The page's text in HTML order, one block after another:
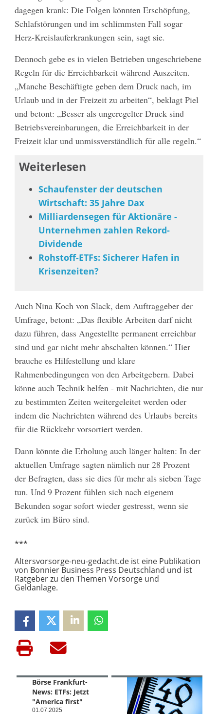
dagegen krank: Die Folgen könnten Erschöpfung,
Schlafstörungen und im schlimmsten Fall sogar
Herz-Kreislauferkrankungen sein, sagt sie.
Dennoch gebe es in vielen Betrieben ungeschriebene
Regeln für die Erreichbarkeit während Auszeiten.
„Manche Beschäftigte geben dem Druck nach, im
Urlaub und in der Freizeit zu arbeiten“, beklagt Piel
und betont: „Besser als ungeregelter Druck sind
Betriebsvereinbarungen, die Erreichbarkeit in der
Freizeit klar und unmissverständlich für alle regeln.“
Weiterlesen
Schaufenster der deutschen
Wirtschaft: 35 Jahre Dax
Milliardensegen für Aktionäre -
Unternehmen zahlen Rekord-
Dividende
Rohstoff-ETFs: Sicherer Hafen in
Krisenzeiten?
Auch Nina Koch von Slack, dem Auftraggeber der
Umfrage, betont: „Das flexible Arbeiten darf nicht
dazu führen, dass Angestellte permanent erreichbar
sind und gar nicht mehr abschalten können.“ Hier
brauche es Hilfestellung und klare
Rahmenbedingungen von den Arbeitgebern. Dabei
könne auch Technik helfen - mit Nachrichten, die nur
zu bestimmten Zeiten weitergeleitet werden oder
indem die Nachrichten während des Urlaubs bereits
für die Rückkehr vorsortiert werden.
Dann könnte die Erholung auch länger halten: In der
aktuellen Umfrage sagten nämlich nur 28 Prozent
der Befragten, dass sie dies für mehr als sieben Tage
tun. Und 9 Prozent fühlen sich nach eigenem
Bekunden sogar sofort wieder gestresst, wenn sie
zurück im Büro sind.
***
Altersvorsorge-neu-gedacht.de ist eine Publikation
von Bonnier Business Press Deutschland und ist
Ratgeber zu den Themen Vorsorge und
Geldanlage.
Börse Frankfurt-
News: ETFs: Jetzt
"America first"
01.07.2025